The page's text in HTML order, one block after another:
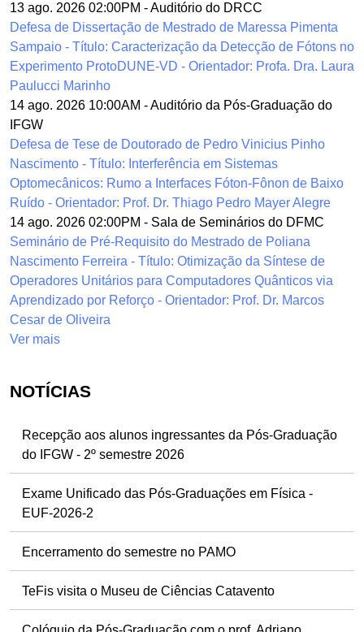
13 ago. 2026 02:00PM -Auditório do DRCC
Defesa de Dissertação de Mestrado de Maressa Pimenta
Sampaio - Título: Caracterização da Detecção de Fótons no
Experimento ProtoDUNE-VD - Orientador: Profa. Dra. Laura
Paulucci Marinho
14 ago. 2026 10:00AM -Auditório da Pós-Graduação do
IFGW
Defesa de Tese de Doutorado de Pedro Vinicius Pinho
Nascimento - Título: Interferência em Sistemas
Optomecânicos: Rumo a Interfaces Fóton-Fônon de Baixo
Ruído - Orientador: Prof. Dr. Thiago Pedro Mayer Alegre
14 ago. 2026 02:00PM - Sala de Seminários do DFMC
Seminário de Pré-Requisito do Mestrado de Poliana
Nascimento Ferreira - Título: Otimização da Síntese de
Operadores Unitários para Computadores Quânticos via
Aprendizado por Reforço - Orientador: Prof. Dr. Marcos
Cesar de Oliveira
Ver mais
NOTÍCIAS
Recepção aos alunos ingressantes da Pós-Graduação
do IFGW - 2º semestre 2026
Exame Unificado das Pós-Graduações em Física -
EUF-2026-2
Encerramento do semestre no PAMO
TeFis visita o Museu de Ciências Catavento